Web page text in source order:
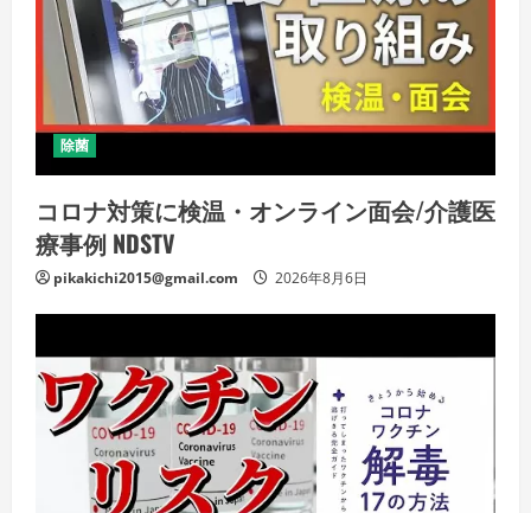
除菌
コロナ対策に検温・オンライン面会/介護医
療事例 NDSTV
pikakichi2015@gmail.com 2026年8月6日